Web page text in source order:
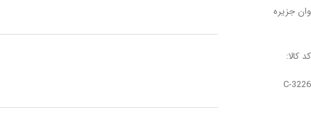
وان جزیره
کد کالا:
C-3226